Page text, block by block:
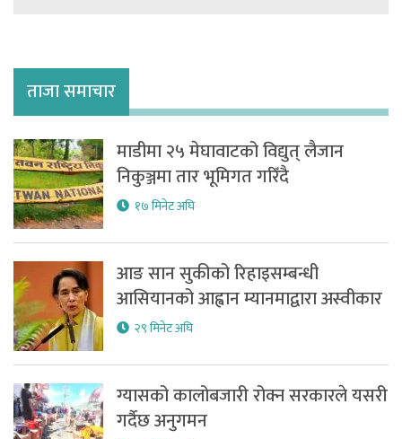
ताजा समाचार
माडीमा २५ मेघावाटको विद्युत् लैजान
निकुञ्जमा तार भूमिगत गरिँदै
१७ मिनेट अघि
आङ सान सुकीको रिहाइसम्बन्धी
आसियानको आह्वान म्यानमाद्वारा अस्वीकार
२९ मिनेट अघि
ग्यासको कालोबजारी रोक्न सरकारले यसरी
गर्दैछ अनुगमन